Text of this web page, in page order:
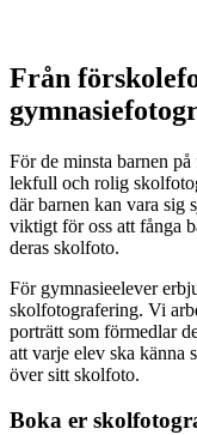
Från
För de minsta barnen
lekfull och rolig
där barnen kan vara sig
viktigt för oss att fånga
deras skolfoto.
För gymnasieelever
skolfotografering. Vi
porträtt som förmedlar
att varje elev ska känna
över sitt skolfoto.
Boka er